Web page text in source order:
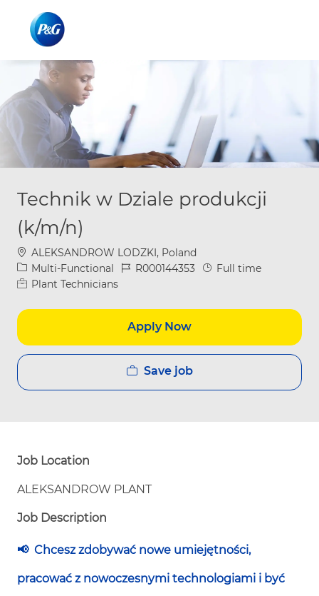
Technik w Dziale produkcji
(k/m/n)
Location
ALEKSANDROW LODZKI, Poland
Category
Multi-Functional Job IdR000144353 Job Type
Full time
Plant Technicians
Apply Now
Save job
Job Location
ALEKSANDROW PLANT
Job Description
📢 Chcesz zdobywać nowe umiejętności,
pracować z nowoczesnymi technologiami i być